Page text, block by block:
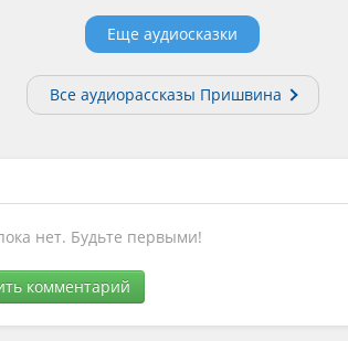
Еще аудиосказки
Все аудиорассказы Пришвина
нет. Будьте первыми!
комментарий